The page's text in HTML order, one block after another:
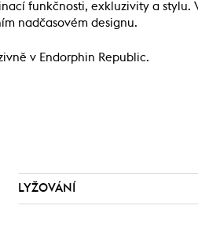
funkčnosti, exkluzivity a stylu.
nadčasovém designu.
v Endorphin Republic.
LYŽOVÁNÍ